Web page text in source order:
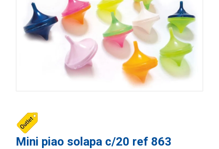
Mini piao solapa c/20 ref 863